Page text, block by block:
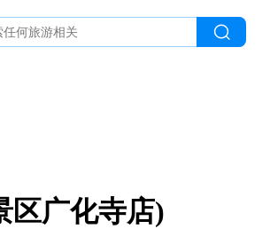
区广化寺店)